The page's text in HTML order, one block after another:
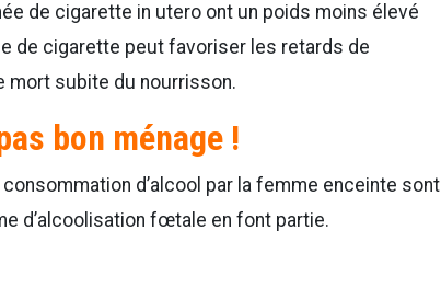
de cigarette in utero ont un poids moins élevé
de cigarette peut favoriser les retards de
mort subite du nourrisson.
bon ménage !
d’alcool par la femme enceinte sont
d’alcoolisation fœtale en font partie.